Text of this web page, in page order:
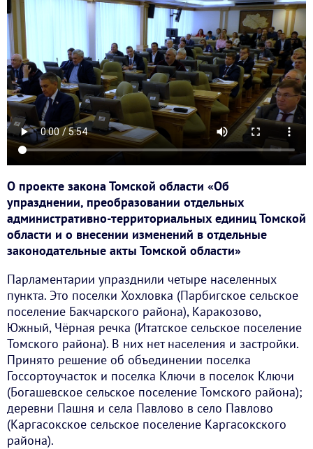
О проекте закона Томской области «Об
упразднении, преобразовании отдельных
административно-территориальных единиц Томской
области и о внесении изменений в отдельные
законодательные акты Томской области»
Парламентарии упразднили четыре населенных
пункта. Это поселки Хохловка (Парбигское сельское
поселение Бакчарского района), Каракозово,
Южный, Чёрная речка (Итатское сельское поселение
Томского района). В них нет населения и застройки.
Принято решение об объединении поселка
Госсортоучасток и поселка Ключи в поселок Ключи
(Богашевское сельское поселение Томского района);
деревни Пашня и села Павлово в село Павлово
(Каргасокское сельское поселение Каргасокского
района).